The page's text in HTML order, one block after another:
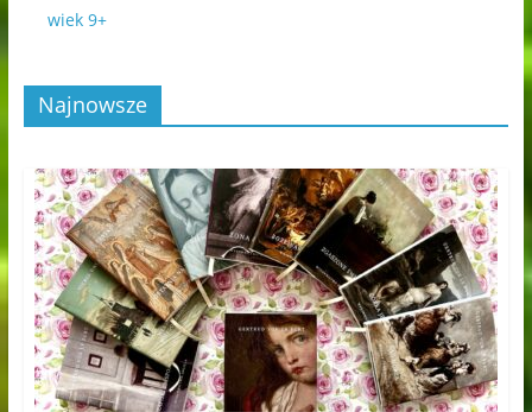
wiek 9+
Najnowsze